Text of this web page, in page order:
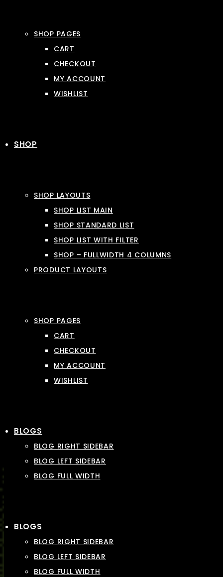
SHOP PAGES
CART
CHECKOUT
MY ACCOUNT
WISHLIST
SHOP
SHOP LAYOUTS
SHOP LIST MAIN
SHOP STANDARD LIST
SHOP LIST WITH FILTER
SHOP – FULLWIDTH 4 COLUMNS
PRODUCT LAYOUTS
SHOP PAGES
CART
CHECKOUT
MY ACCOUNT
WISHLIST
BLOGS
BLOG RIGHT SIDEBAR
BLOG LEFT SIDEBAR
BLOG FULL WIDTH
BLOGS
BLOG RIGHT SIDEBAR
BLOG LEFT SIDEBAR
BLOG FULL WIDTH